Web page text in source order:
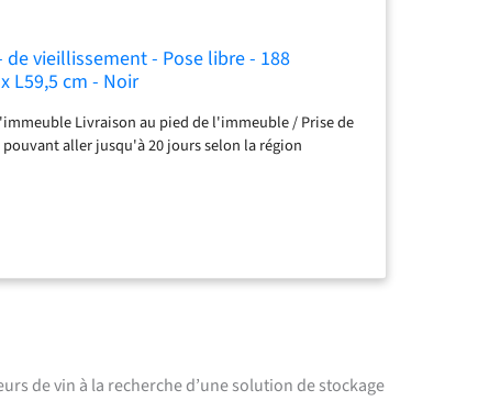
de vieillissement - Pose libre - 188
L59,5 cm - Noir
Livraison au pied de l'immeuble / Prise de
aller jusqu'à 20 jours selon la région
de vin à la recherche d’une solution de stockage